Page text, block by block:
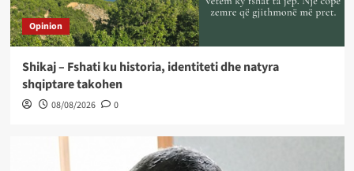
Opinion
Shikaj – Fshati ku historia, identiteti dhe natyra
shqiptare takohen
08/08/2026 0